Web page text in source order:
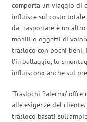
comporta un viaggio di
influisce sul costo
da trasportare è un
mobili o oggetti di
trasloco con pochi beni.
l’imballaggio, lo
influiscono anche sul
‘Traslochi Palermo’
alle esigenze del
trasloco basati